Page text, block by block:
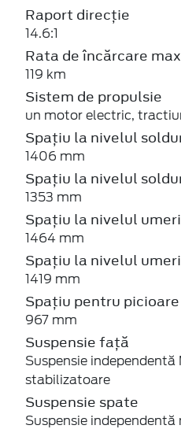
Raport direcție
14.6:1
Rata de încărcare
119 km
Sistem de propulsie
un motor electric,
Spațiu la nivelul
1406 mm
Spațiu la nivelul
1353 mm
Spațiu la nivelul
1464 mm
Spațiu la nivelul
1419 mm
Spațiu pentru
967 mm
Suspensie față
Suspensie independentă
stabilizatoare
Suspensie spate
Suspensie